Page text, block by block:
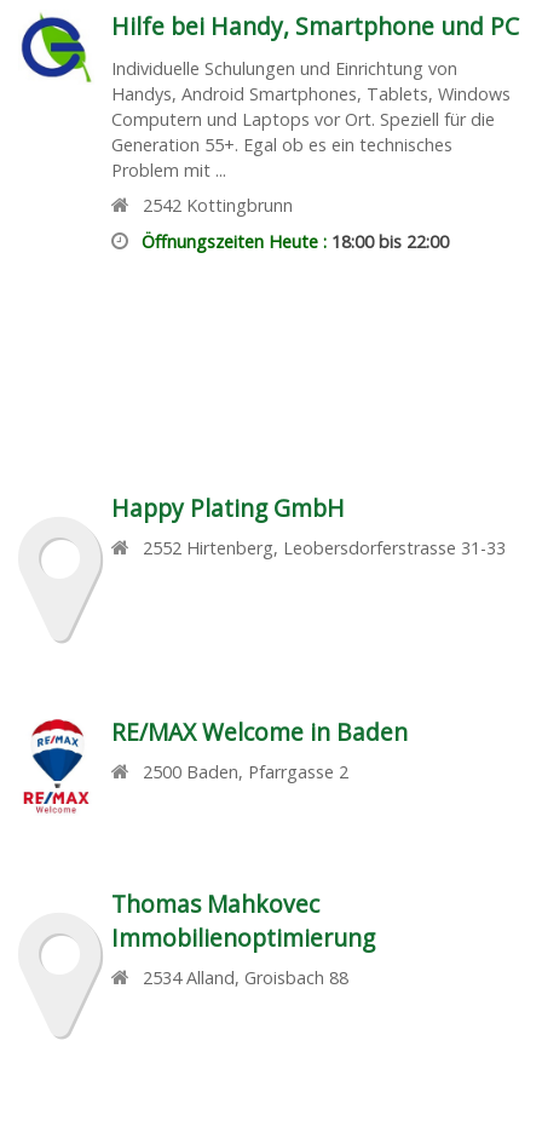
Hilfe bei Handy, Smartphone und PC
Individuelle Schulungen und Einrichtung von
Handys, Android Smartphones, Tablets, Windows
Computern und Laptops vor Ort. Speziell für die
Generation 55+. Egal ob es ein technisches
Problem mit ...
2542 Kottingbrunn
Öffnungszeiten Heute : 18:00 bis 22:00
Happy Plating GmbH
2552 Hirtenberg, Leobersdorferstrasse 31-33
RE/MAX Welcome in Baden
2500 Baden, Pfarrgasse 2
Thomas Mahkovec
Immobilienoptimierung
2534 Alland, Groisbach 88